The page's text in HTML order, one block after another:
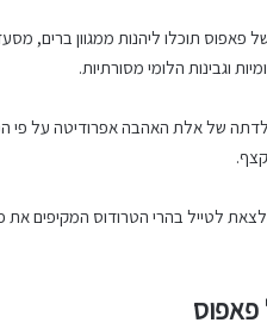
פאפוס תוכלו ליהנות ממגוון ברים,
וגבינות הלומי מסורתיות.
של אלת האהבה אפרודיטה על פי
לטייל בהרי הטרודוס המקיפים את